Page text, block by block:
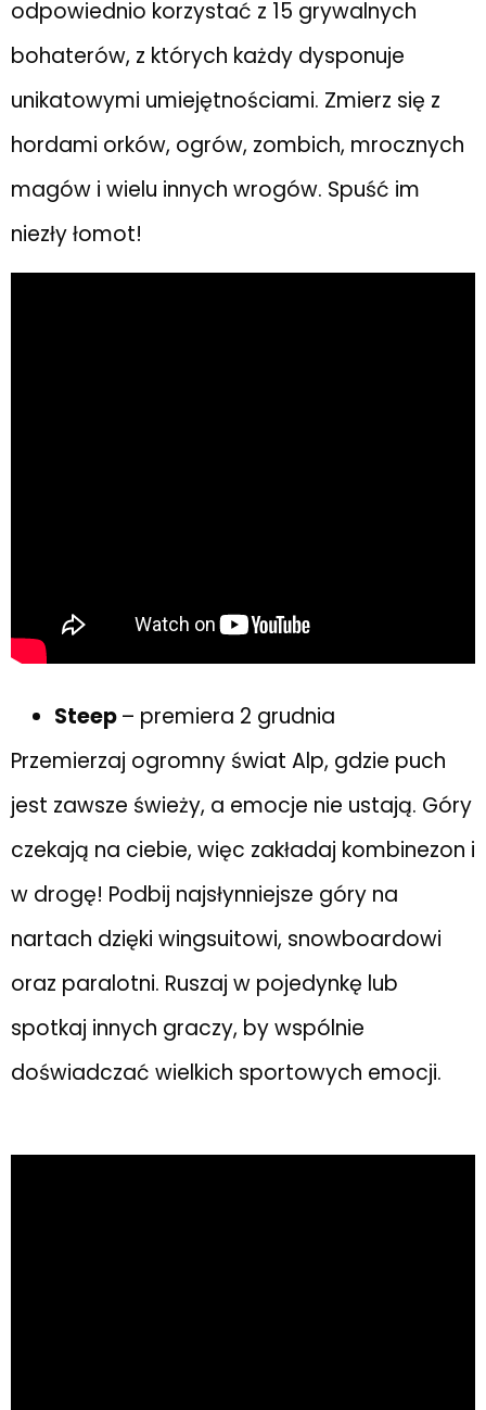
odpowiednio korzystać z 15 grywalnych
bohaterów, z których każdy dysponuje
unikatowymi umiejętnościami. Zmierz się z
hordami orków, ogrów, zombich, mrocznych
magów i wielu innych wrogów. Spuść im
niezły łomot!
Steep– premiera 2 grudnia
Przemierzaj ogromny świat Alp, gdzie puch
jest zawsze świeży, a emocje nie ustają. Góry
czekają na ciebie, więc zakładaj kombinezon i
w drogę! Podbij najsłynniejsze góry na
nartach dzięki wingsuitowi, snowboardowi
oraz paralotni. Ruszaj w pojedynkę lub
spotkaj innych graczy, by wspólnie
doświadczać wielkich sportowych emocji.